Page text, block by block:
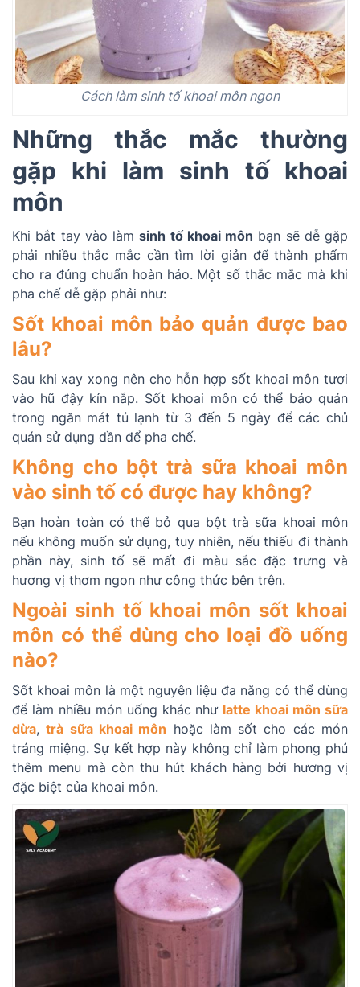
Cách làm sinh tố khoai môn ngon
Những thắc mắc thường
gặp khi làm sinh tố khoai
môn
Khi bắt tay vào làmsinh tố khoai môn bạn sẽ dễ gặp
phải nhiều thắc mắc cần tìm lời giản để thành phẩm
cho ra đúng chuẩn hoàn hảo. Một số thắc mắc mà khi
pha chế dễ gặp phải như:
Sốt khoai môn bảo quản được bao
lâu?
Sau khi xay xong nên cho hỗn hợp sốt khoai môn tươi
vào hũ đậy kín nắp. Sốt khoai môn có thể bảo quản
trong ngăn mát tủ lạnh từ 3 đến 5 ngày để các chủ
quán sử dụng dần để pha chế.
Không cho bột trà sữa khoai môn
vào sinh tố có được hay không?
Bạn hoàn toàn có thể bỏ qua bột trà sữa khoai môn
nếu không muốn sử dụng, tuy nhiên, nếu thiếu đi thành
phần này, sinh tố sẽ mất đi màu sắc đặc trưng và
hương vị thơm ngon như công thức bên trên.
Ngoài sinh tố khoai môn sốt khoai
môn có thể dùng cho loại đồ uống
nào?
Sốt khoai môn là một nguyên liệu đa năng có thể dùng
để làm nhiều món uống khác như latte khoai môn sữa
dừa,trà sữa khoai môn hoặc làm sốt cho các món
tráng miệng. Sự kết hợp này không chỉ làm phong phú
thêm menu mà còn thu hút khách hàng bởi hương vị
đặc biệt của khoai môn.